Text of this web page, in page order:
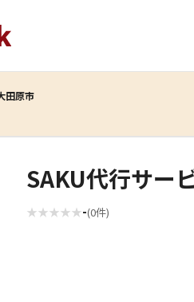
田原市
SAKU代行サー
★★★★★-(0件)